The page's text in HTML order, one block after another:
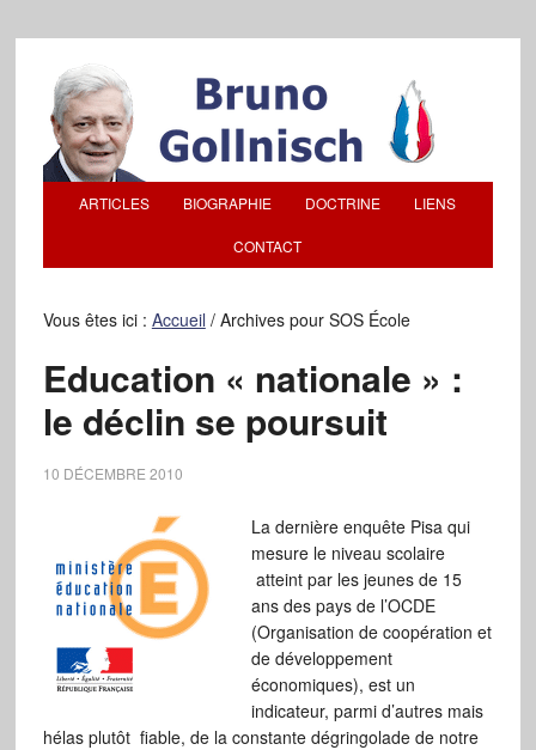
ARTICLES BIOGRAPHIE DOCTRINE LIENS
CONTACT
Vous êtes ici : Accueil /Archives pour SOS École
Education « nationale » :
le déclin se poursuit
10 DÉCEMBRE 2010
La dernière enquête Pisa qui
mesure le niveau scolaire
atteint par les jeunes de 15
ans des pays de l’OCDE
(Organisation de coopération et
de développement
économiques), est un
indicateur, parmi d’autres mais
hélas plutôt fiable, de la constante dégringolade de notre